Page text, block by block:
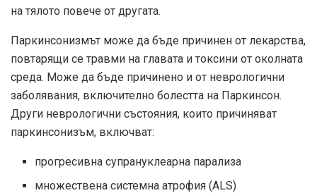
на тялото повече от другата.
Паркинсонизмът може да бъде причинен от лекарства,
повтарящи се травми на главата и токсини от околната
среда. Може да бъде причинено и от неврологични
заболявания, включително болестта на Паркинсон.
Други неврологични състояния, които причиняват
паркинсонизъм, включват:
прогресивна супрануклеарна парализа
множествена системна атрофия (ALS)